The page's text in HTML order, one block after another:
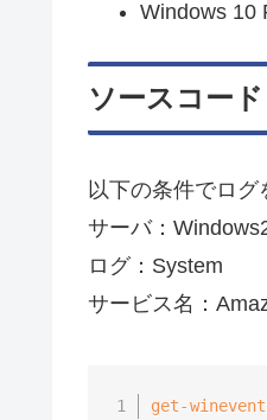
Windows 10
ソースコード
以下の条件でログ
サーバ：
ログ：System
サービス名：
get-winevent